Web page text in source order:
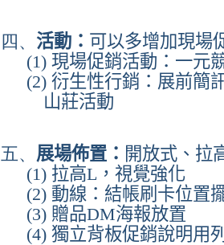
四、 活動： 可以多增加現場
(1) 現場促銷活動：一元
(2) 衍生性行銷：展前簡
山莊活動
五、 展場佈置： 開放式、拉
(1) 拉高L ，視覺強化
(2) 動線：結帳刷卡位置
(3) 贈品DM海報放置
(4) 獨立背板促銷說明用